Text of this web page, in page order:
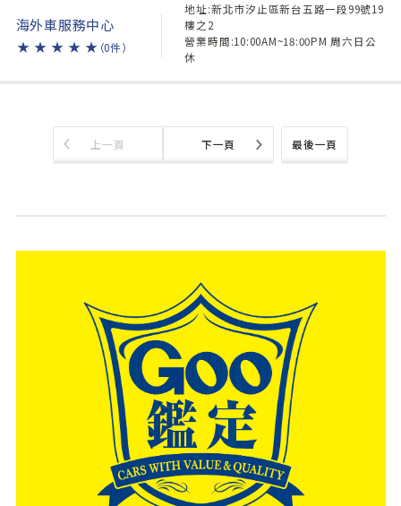
海外車服務中心
★ ★ ★ ★ ★ （0件）
地址:新北市汐止區新台五路一段99號19
樓之2
營業時間:10:00AM~18:00PM 周六日公
休
最後一頁
上一頁 下一頁